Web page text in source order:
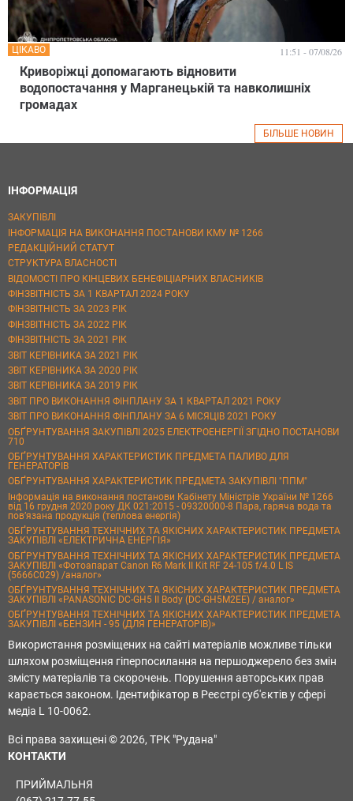
Криворіжці допомагають відновити
водопостачання у Марганецькій та навколишніх
громадах
ЦІКАВО 11:51 - 07/08/26
БІЛЬШЕ НОВИН
ІНФОРМАЦІЯ
ЗАКУПІВЛІ
ІНФОРМАЦІЯ НА ВИКОНАННЯ ПОСТАНОВИ КМУ № 1266
РЕДАКЦІЙНИЙ СТАТУТ
СТРУКТУРА ВЛАСНОСТІ
ВІДОМОСТІ ПРО КІНЦЕВИХ БЕНЕФІЦІАРНИХ ВЛАСНИКІВ
ФІНЗВІТНІСТЬ ЗА 1 КВАРТАЛ 2024 РОКУ
ФІНЗВІТНІСТЬ ЗА 2023 РІК
ФІНЗВІТНІСТЬ ЗА 2022 РІК
ФІНЗВІТНІСТЬ ЗА 2021 РІК
ЗВІТ КЕРІВНИКА ЗА 2021 РІК
ЗВІТ КЕРІВНИКА ЗА 2020 РІК
ЗВІТ КЕРІВНИКА ЗА 2019 РІК
ЗВІТ ПРО ВИКОНАННЯ ФІНПЛАНУ ЗА 1 КВАРТАЛ 2021 РОКУ
ЗВІТ ПРО ВИКОНАННЯ ФІНПЛАНУ ЗА 6 МІСЯЦІВ 2021 РОКУ
ОБҐРУНТУВАННЯ ЗАКУПІВЛІ 2025 ЕЛЕКТРОЕНЕРГІЇ ЗГІДНО ПОСТАНОВИ
710
ОБҐРУНТУВАННЯ ХАРАКТЕРИСТИК ПРЕДМЕТА ПАЛИВО ДЛЯ
ГЕНЕРАТОРІВ
ОБҐРУНТУВАННЯ ХАРАКТЕРИСТИК ПРЕДМЕТА ЗАКУПІВЛІ "ППМ"
Інформація на виконання постанови Кабінету Міністрів України № 1266
від 16 грудня 2020 року ДК 021:2015 - 09320000-8 Пара, гаряча вода та
пов’язана продукція (теплова енергія)
ОБҐРУНТУВАННЯ ТЕХНІЧНИХ ТА ЯКІСНИХ ХАРАКТЕРИСТИК ПРЕДМЕТА
ЗАКУПІВЛІ «ЕЛЕКТРИЧНА ЕНЕРГІЯ»
ОБҐРУНТУВАННЯ ТЕХНІЧНИХ ТА ЯКІСНИХ ХАРАКТЕРИСТИК ПРЕДМЕТА
ЗАКУПІВЛІ «Фотоапарат Canon R6 Mark II Kit RF 24-105 f/4.0 L IS
(5666C029) /аналог»
ОБҐРУНТУВАННЯ ТЕХНІЧНИХ ТА ЯКІСНИХ ХАРАКТЕРИСТИК ПРЕДМЕТА
ЗАКУПІВЛІ «PANASONIC DC-GH5 II Body (DC-GH5M2EE) / аналог»
ОБҐРУНТУВАННЯ ТЕХНІЧНИХ ТА ЯКІСНИХ ХАРАКТЕРИСТИК ПРЕДМЕТА
ЗАКУПІВЛІ «БЕНЗИН - 95 (ДЛЯ ГЕНЕРАТОРІВ)»
Використання розміщених на сайті матеріалів можливе тільки
шляхом розміщення гіперпосилання на першоджерело без змін
змісту матеріалів та скорочень. Порушення авторських прав
карається законом. Ідентифікатор в Реєстрі суб'єктів у сфері
медіа L 10-0062.
Всі права захищені © 2026, ТРК "Рудана"
КОНТАКТИ
ПРИЙМАЛЬНЯ